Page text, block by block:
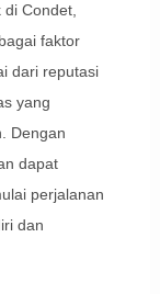
Condet,
faktor
dari reputasi
yang
Dengan
dapat
perjalanan
dan